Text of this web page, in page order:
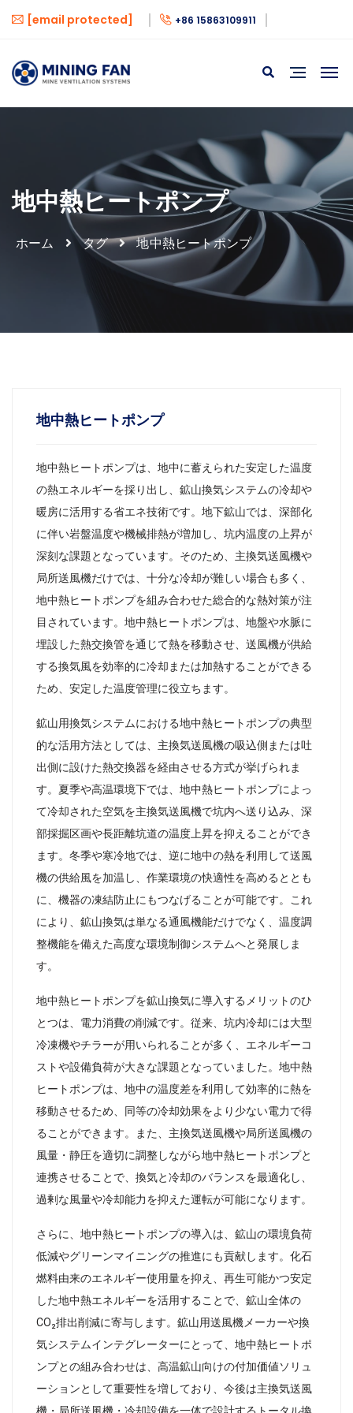
[email protected] +86 15863109911
地中熱ヒートポンプ
ホーム タグ 地中熱ヒートポンプ
地中熱ヒートポンプ
地中熱ヒートポンプは、地中に蓄えられた安定した温度
の熱エネルギーを採り出し、鉱山換気システムの冷却や
暖房に活用する省エネ技術です。地下鉱山では、深部化
に伴い岩盤温度や機械排熱が増加し、坑内温度の上昇が
深刻な課題となっています。そのため、主換気送風機や
局所送風機だけでは、十分な冷却が難しい場合も多く、
地中熱ヒートポンプを組み合わせた総合的な熱対策が注
目されています。地中熱ヒートポンプは、地盤や水脈に
埋設した熱交換管を通じて熱を移動させ、送風機が供給
する換気風を効率的に冷却または加熱することができる
ため、安定した温度管理に役立ちます。
鉱山用換気システムにおける地中熱ヒートポンプの典型
的な活用方法としては、主換気送風機の吸込側または吐
出側に設けた熱交換器を経由させる方式が挙げられま
す。夏季や高温環境下では、地中熱ヒートポンプによっ
て冷却された空気を主換気送風機で坑内へ送り込み、深
部採掘区画や長距離坑道の温度上昇を抑えることができ
ます。冬季や寒冷地では、逆に地中の熱を利用して送風
機の供給風を加温し、作業環境の快適性を高めるととも
に、機器の凍結防止にもつなげることが可能です。これ
により、鉱山換気は単なる通風機能だけでなく、温度調
整機能を備えた高度な環境制御システムへと発展しま
す。
地中熱ヒートポンプを鉱山換気に導入するメリットのひ
とつは、電力消費の削減です。従来、坑内冷却には大型
冷凍機やチラーが用いられることが多く、エネルギーコ
ストや設備負荷が大きな課題となっていました。地中熱
ヒートポンプは、地中の温度差を利用して効率的に熱を
移動させるため、同等の冷却効果をより少ない電力で得
ることができます。また、主換気送風機や局所送風機の
風量・静圧を適切に調整しながら地中熱ヒートポンプと
連携させることで、換気と冷却のバランスを最適化し、
過剰な風量や冷却能力を抑えた運転が可能になります。
さらに、地中熱ヒートポンプの導入は、鉱山の環境負荷
低減やグリーンマイニングの推進にも貢献します。化石
燃料由来のエネルギー使用量を抑え、再生可能かつ安定
した地中熱エネルギーを活用することで、鉱山全体の
CO₂排出削減に寄与します。鉱山用送風機メーカーや換
気システムインテグレーターにとって、地中熱ヒートポ
ンプとの組み合わせは、高温鉱山向けの付加価値ソリュ
ーションとして重要性を増しており、今後は主換気送風